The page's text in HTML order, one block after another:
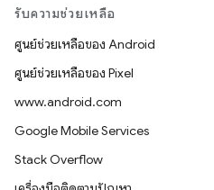
รับความช่วยเหลือ
ศูนย์ช่วยเหลือของ Android
ศูนย์ช่วยเหลือของ Pixel
www.android.com
Google Mobile Services
Stack Overflow